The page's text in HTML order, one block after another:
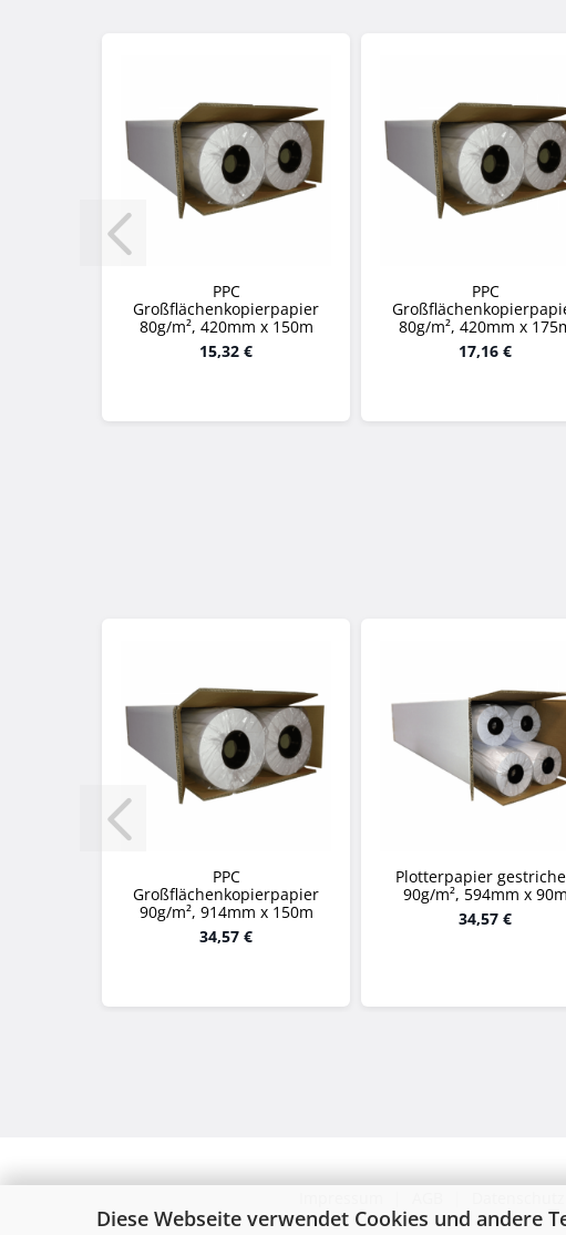
Diese Webseite verwendet Cookies und andere
PPC
Großflächenkopierpapier
80g/m², 420mm x 150m
15,32 €
PPC
80g/m², 420mm x
17,16 €
PPC
Großflächenkopierpapier
90g/m², 914mm x 150m
34,57 €
Plotterpapier
90g/m², 594mm x 90m
34,57 €